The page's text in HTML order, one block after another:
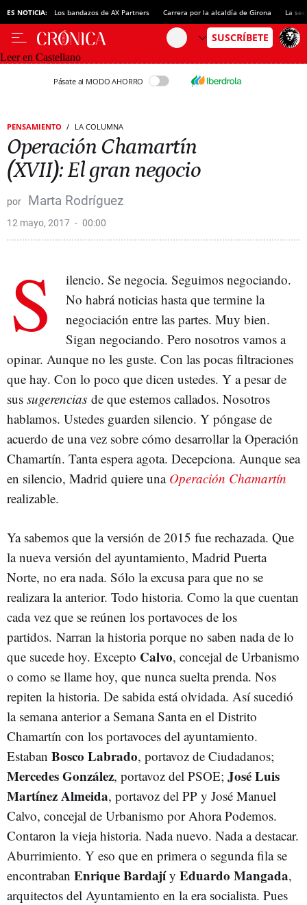
ES NOTICIA: Los bandazos de AX Partners Carrera por la alcaldía de Girona La
Leer en Castellano
Pásate al MODO AHORRO
PENSAMIENTO LA COLUMNA
Operación Chamartín
(XVII): El gran negocio
Marta Rodríguez
12 mayo, 2017 00:00
S
ilencio. Se negocia. Seguimos negociando.
No habrá noticias hasta que termine la
negociación entre las partes. Muy bien.
Sigan negociando. Pero nosotros vamos a
opinar. Aunque no les guste. Con las pocas filtraciones
que hay. Con lo poco que dicen ustedes. Y a pesar de
sus sugerencias de que estemos callados. Nosotros
hablamos. Ustedes guarden silencio. Y póngase de
acuerdo de una vez sobre cómo desarrollar la Operación
Chamartín. Tanta espera agota. Decepciona. Aunque sea
en silencio, Madrid quiere una Operación Chamartín
realizable.
Ya sabemos que la versión de 2015 fue rechazada. Que
la nueva versión del ayuntamiento, Madrid Puerta
Norte, no era nada. Sólo la excusa para que no se
realizara la anterior. Todo historia. Como la que cuentan
cada vez que se reúnen los portavoces de los
partidos. Narran la historia porque no saben nada de lo
que sucede hoy. Excepto Calvo, concejal de Urbanismo
o como se llame hoy, que nunca suelta prenda. Nos
repiten la historia. De sabida está olvidada. Así sucedió
la semana anterior a Semana Santa en el Distrito
Chamartín con los portavoces del ayuntamiento.
Estaban Bosco Labrado, portavoz de Ciudadanos;
Mercedes González, portavoz del PSOE; José Luis
Martínez Almeida, portavoz del PP y José Manuel
Calvo, concejal de Urbanismo por Ahora Podemos.
Contaron la vieja historia. Nada nuevo. Nada a destacar.
Aburrimiento. Y eso que en primera o segunda fila se
encontraban Enrique Bardajíy Eduardo Mangada,
arquitectos del Ayuntamiento en la era socialista. Pues